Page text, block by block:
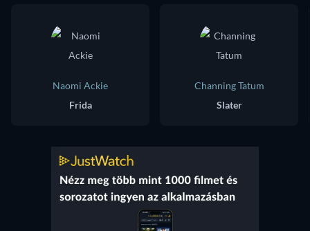
Naomi Ackie
Frida
Channing Tatum
Slater